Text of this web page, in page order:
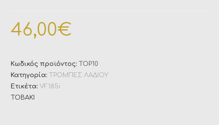
46,00€
Κωδικός προϊόντος:TOP10
Κατηγορία:ΤΡΟΜΠΕΣ ΛΑΔΙΟΥ
Ετικέτα:VF185i
TOBAKI